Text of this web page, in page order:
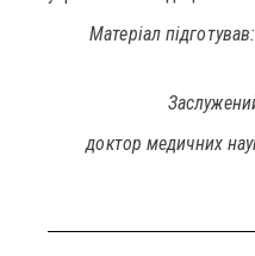
Матеріал
доктор медичних